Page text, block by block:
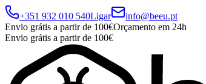
+351 932 010 540Ligar
info@beeu.pt
Envio grátis a partir de 100€Orçamento em 24h
Envio grátis a partir de 100€